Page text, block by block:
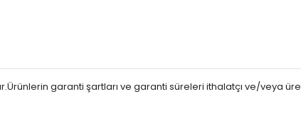
garanti şartları ve garanti süreleri ithalatçı ve/veya